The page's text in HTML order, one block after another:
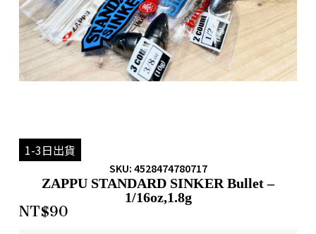
1-3日出貨
SKU: 4528474780717
ZAPPU STANDARD SINKER Bullet –
1/16oz,1.8g
NT$90